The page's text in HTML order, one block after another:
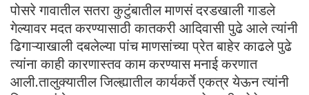
पोसरे गावातील सतरा कुटुंबातील माणसं दरडखाली गाडले
गेल्यावर मदत करण्यासाठी कातकरी आदिवासी पुढे आले त्यांनी
ढिगाऱ्याखाली दबलेल्या पांच माणसांच्या प्रेत बाहेर काढले पुढे
त्यांना काही कारणास्तव काम करण्यास मनाई करणात
आली.तालुक्यातील जिल्ह्यातील कार्यकर्ते एकत्र येऊन त्यांनी